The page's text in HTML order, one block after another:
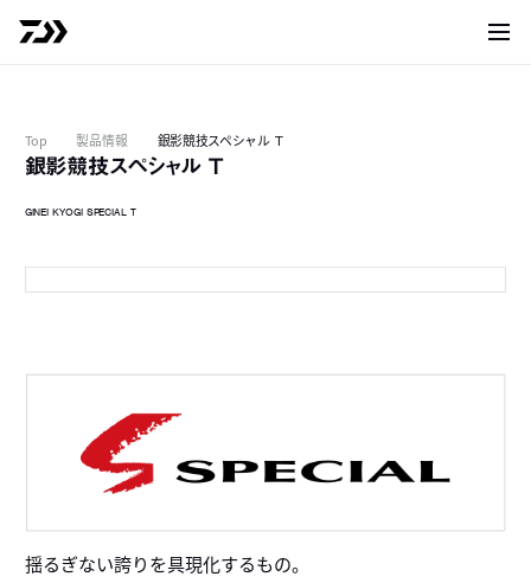
サイ
Top 製品情報 銀影競技スペシャル Ｔ
銀影競技スペシャル Ｔ
GINEI KYOGI SPECIAL T
揺るぎない誇りを具現化するもの。